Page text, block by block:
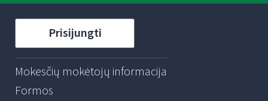
Prisijungti
Mokesčių mokėtojų informacija
Formos